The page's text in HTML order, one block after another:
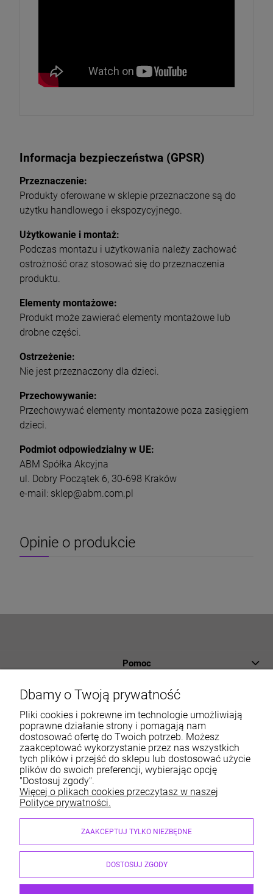
Informacja bezpieczeństwa (GPSR)
Przeznaczenie:
Produkty oferowane w sklepie przeznaczone są do
użytku handlowego i ekspozycyjnego.
Użytkowanie i montaż:
Podczas montażu i użytkowania należy zachować
ostrożność oraz stosować się do przeznaczenia
produktu.
Elementy montażowe:
Produkt może zawierać elementy montażowe lub
drobne części.
Ostrzeżenie:
Nie jest przeznaczony dla dzieci.
Przechowywanie:
Przechowywać elementy montażowe poza zasięgiem
dzieci.
Podmiot odpowiedzialny w UE:
ABM Spółka Akcyjna
ul. Dobry Początek 6, 30-698 Kraków
e-mail: sklep@abm.com.pl
Opinie o produkcie
Pomoc
Płatności i dostawa
Informacje
O nas
Moje konto
Sklep internetowy ABM Wyposażamy Sklepy | ul. Dobry
Początek 6, 30-798 Kraków
sklep@abm.com.pl| 667 004 622, 515 212 597
NIP: 6792469111 | REGON: 351364718
Dbamy o Twoją prywatność
Pliki cookies i pokrewne im technologie umożliwiają
poprawne działanie strony i pomagają nam
dostosować ofertę do Twoich potrzeb. Możesz
zaakceptować wykorzystanie przez nas wszystkich
tych plików i przejść do sklepu lub dostosować użycie
plików do swoich preferencji, wybierając opcję
"Dostosuj zgody".
Więcej o plikach cookies przeczytasz w naszej
Polityce prywatności.
ZAAKCEPTUJ TYLKO NIEZBĘDNE
DOSTOSUJ ZGODY